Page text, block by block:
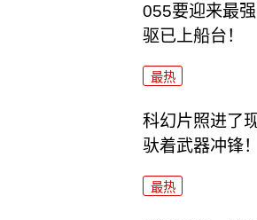
055要迎来最
驱已上船台！
最热
科幻片照进了
驮着武器冲锋！
最热